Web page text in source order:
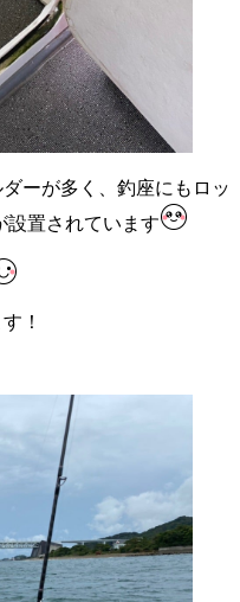
ーが多く、釣座にもロッ
設置されています
！